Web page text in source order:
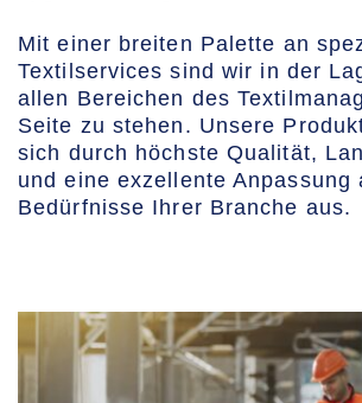
Mit einer breiten Palette an
Textilservices sind wir in der
allen Bereichen des
Seite zu stehen. Unsere
sich durch höchste Qualität,
und eine exzellente Anpassung
Bedürfnisse Ihrer Branche aus.